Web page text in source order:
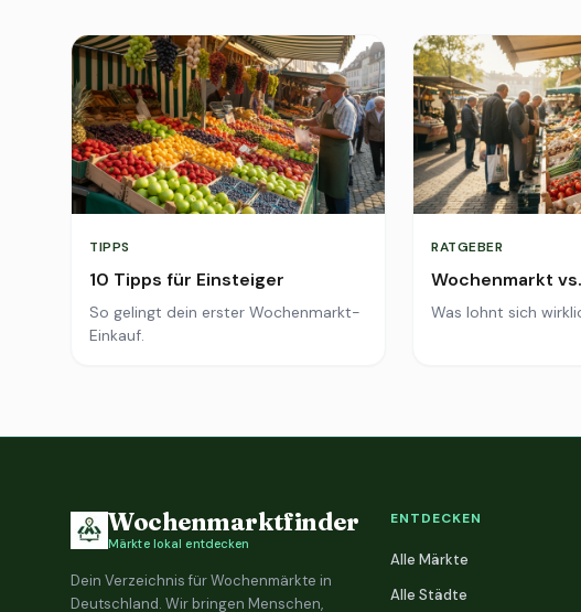
TIPPS
10 Tipps für Einsteiger
So gelingt dein erster Wochenmarkt-
Einkauf.
RATGEBER
Wochenmarkt
Was lohnt sich
Wochenmarktfinder
Märkte lokal entdecken
Dein Verzeichnis für Wochenmärkte in
Deutschland. Wir bringen Menschen,
ENTDECKEN
Alle Märkte
Alle Städte